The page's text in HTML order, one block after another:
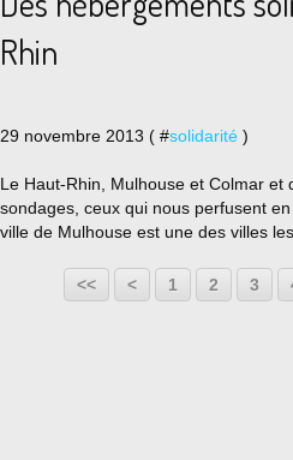
Rhin
29 novembre 2013 ( #solidarité )
Le Haut-Rhin, Mulhouse et Colmar
sondages, ceux qui nous perfusent
ville de Mulhouse est une des villes
<< < 1 2 3